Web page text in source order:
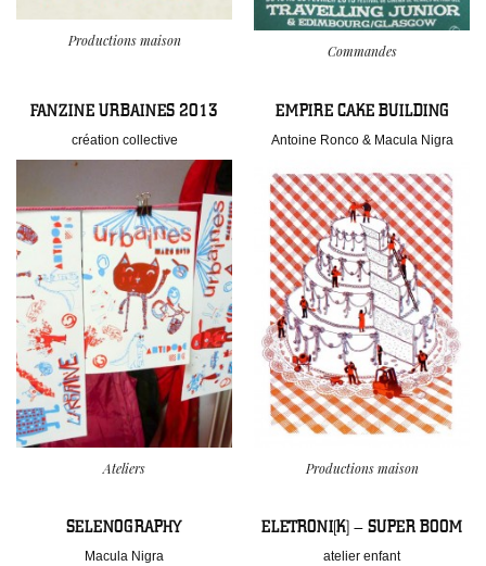
Productions maison
Commandes
FANZINE URBAINES 2013
création collective
Ateliers
EMPIRE CAKE BUILDING
Antoine Ronco & Macula Nigra
Productions maison
SELENOGRAPHY
Macula Nigra
ELETRONI[K] – SUPER BOOM
atelier enfant